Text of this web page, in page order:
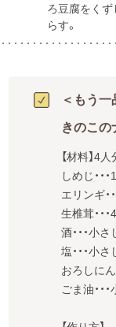
ろ豆腐をくず
らす。
＜もう一
きのこの
【材料】4人
しめじ・・
エリンギ・
生椎茸・・・
酒・・・小さ
塩・・・小
おろしにん
ごま油・・